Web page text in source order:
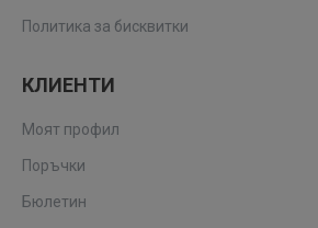
Политика за бисквитки
КЛИЕНТИ
Моят профил
Поръчки
Бюлетин